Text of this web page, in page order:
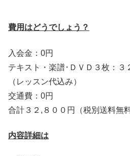
費用はどうでしょう？
入会金：0円
テキスト・楽譜･ＤＶＤ３枚：３
（レッスン代込み）
交通費：0円
合計３２,８００円（税別送料無料
内容詳細は